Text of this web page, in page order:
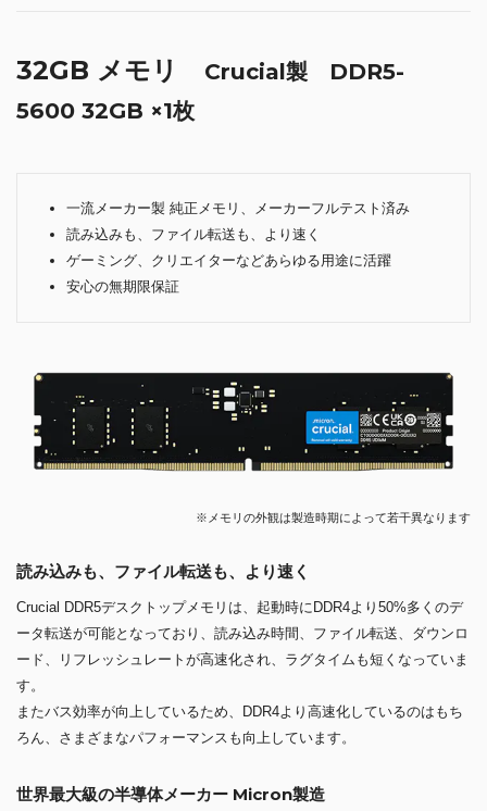
32GB メモリ
Crucial製 DDR5-
5600 32GB ×1枚
一流メーカー製 純正メモリ、メーカーフルテスト済み
読み込みも、ファイル転送も、より速く
ゲーミング、クリエイターなどあらゆる用途に活躍
安心の無期限保証
※メモリの外観は製造時期によって若干異なります
読み込みも、ファイル転送も、より速く
Crucial DDR5デスクトップメモリは、起動時にDDR4より50%多くのデ
ータ転送が可能となっており、読み込み時間、ファイル転送、ダウンロ
ード、リフレッシュレートが高速化され、ラグタイムも短くなっていま
す。
またバス効率が向上しているため、DDR4より高速化しているのはもち
ろん、さまざまなパフォーマンスも向上しています。
世界最大級の半導体メーカー Micron製造